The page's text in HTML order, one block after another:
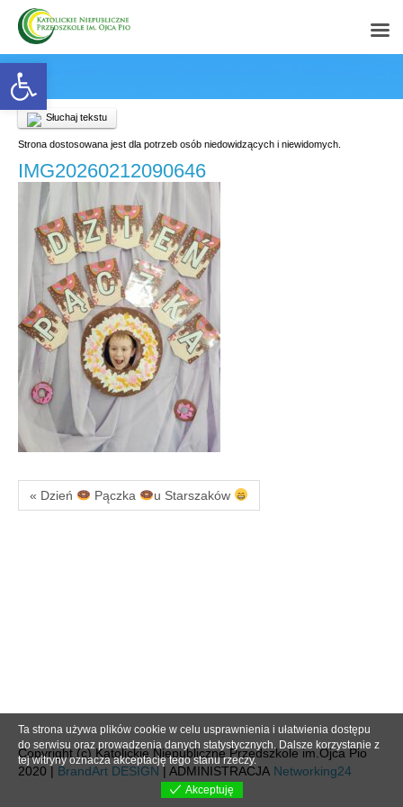
Open toolbar
Słuchaj tekstu
Strona dostosowana jest dla potrzeb osób niedowidzących i niewidomych.
IMG20260212090646
« Dzień Pączka u Starszaków
Copyright (c) Katolickie Niepubliczne Przedszkole im.Ojca Pio
2020 | BrandArt DESIGN | ADMINISTRACJA Networking24
Ta strona używa plików cookie w celu usprawnienia i ułatwienia dostępu
do serwisu oraz prowadzenia danych statystycznych. Dalsze korzystanie z
tej witryny oznacza akceptację tego stanu rzeczy.
Akceptuję